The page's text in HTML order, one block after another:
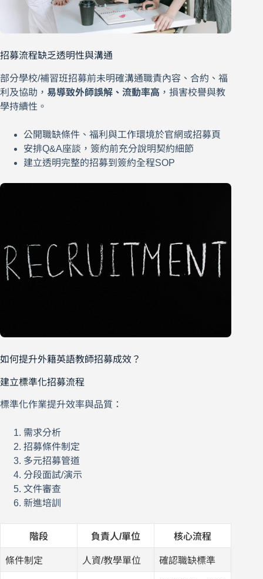
招募流程缺乏透明性與溝通
部分學校/補習班招募前未明確溝通職責內容、合約、福
利及協助， 易導致外師誤解、流動率高 ，損害校譽與教
學持續性。
公開職缺條件、福利與工作環境於官網或招募頁
安排Q&A座談，簽約前充分說明契約細節
建立透明完整的招募到簽約全程SOP
如何提升外籍英語教師招募成效？
建立標準化招募流程
標準化作業提升效率與品質：
需求分析
招募條件制定
多元招募管道
分段面試/演示
文件審查
新進培訓
階段 負責人/單位 核心流程
條件制定 人資/教學單位 確認職缺標準